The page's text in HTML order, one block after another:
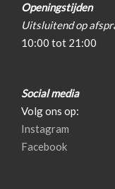
Interieur
Armsteun voor
Elektrische
Sportstoelen
Openingstijden
Uitsluitend op
10:00 tot 21:00
Social media
Volg ons op:
Instagram
Facebook